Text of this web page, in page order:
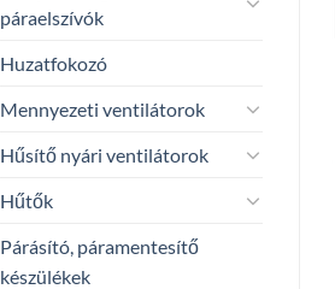
páraelszívók
Huzatfokozó
Mennyezeti ventilátorok
Hűsítő nyári ventilátorok
Hűtők
Párásító, páramentesítő
készülékek